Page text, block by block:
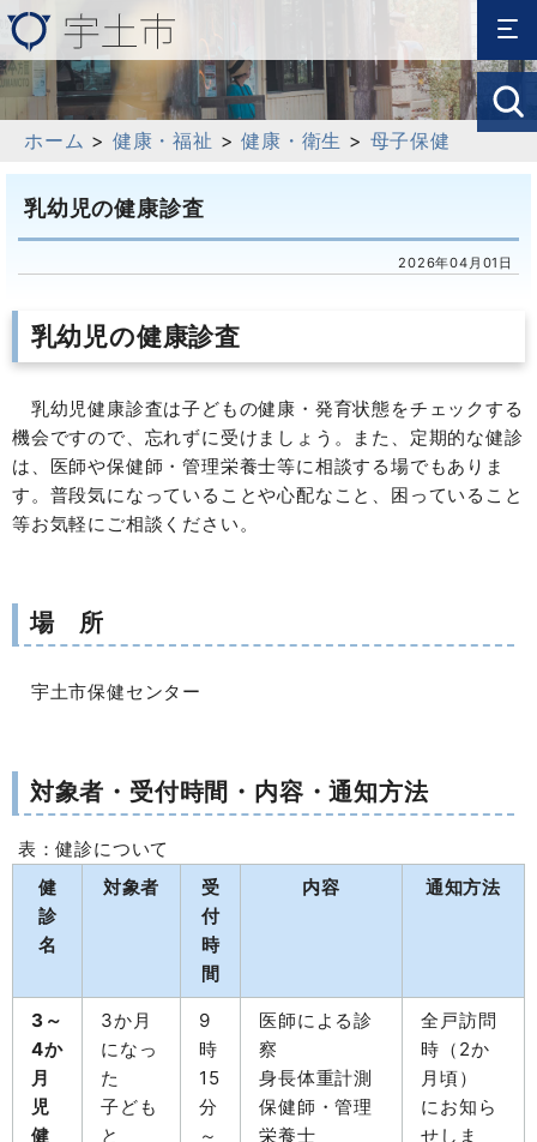
ホーム > 健康・福祉 >健康・衛生 > 母子保健
乳幼児の健康診査
2026年04月01日
乳幼児の健康診査
乳幼児健康診査は子どもの健康・発育状態をチェックする
機会ですので、忘れずに受けましょう。また、定期的な健診
は、医師や保健師・管理栄養士等に相談する場でもありま
す。普段気になっていることや心配なこと、困っていること
等お気軽にご相談ください。
場 所
宇土市保健センター
対象者・受付時間・内容・通知方法
表：健診について
健
診
名
対象者
受
付
時
間
内容 通知方法
3～
4か
月
児
健
3か月
になっ
た
子ども
と
9
時
15
分
～
医師による診
察
身長体重計測
保健師・管理
栄養士
全戸訪問
時（2か
月頃）
にお知ら
せしま